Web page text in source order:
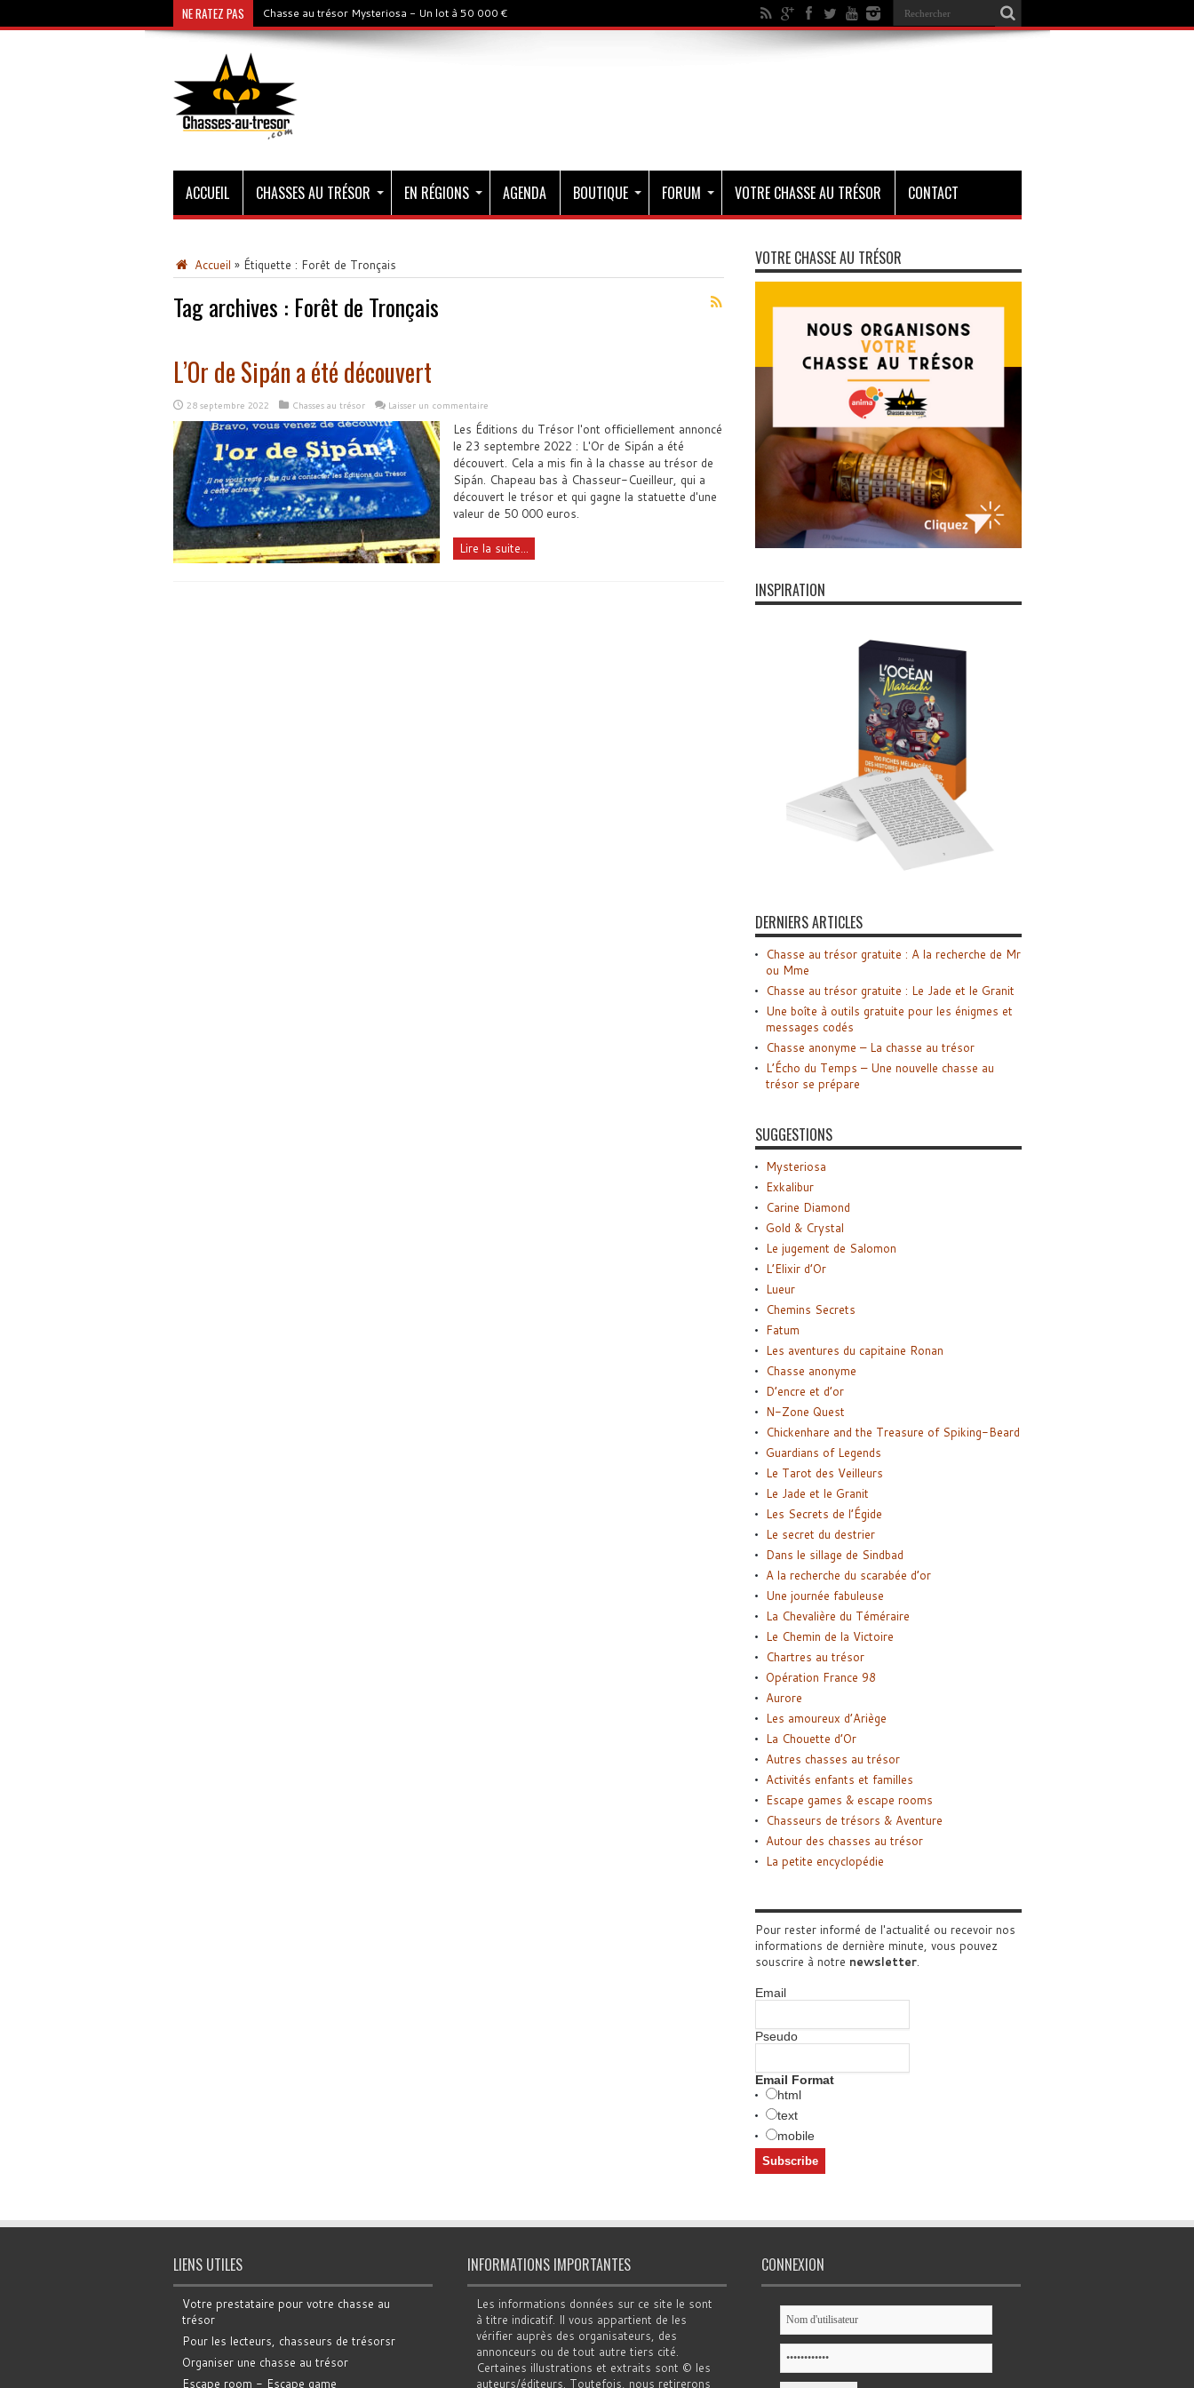
NE RATEZ PAS Chasse au trésor Mysteriosa - Un lot à 50 000 €
ACCUEIL CHASSES AU TRÉSOR EN RÉGIONS AGENDA BOUTIQUE FORUM VOTRE CHASSE AU TRÉSOR CONTACT
Accueil » Étiquette : Forêt de Tronçais
Tag archives : Forêt de Tronçais
L’Or de Sipán a été découvert
28 septembre 2022 Chasses au trésor Laisser un commentaire
Les Éditions du Trésor l'ont officiellement annoncé
le 23 septembre 2022 : L'Or de Sipán a été
découvert. Cela a mis fin à la chasse au trésor de
Sipán. Chapeau bas à Chasseur-Cueilleur, qui a
découvert le trésor et qui gagne la statuette d'une
valeur de 50 000 euros.
Lire la suite...
VOTRE CHASSE AU TRÉSOR
INSPIRATION
DERNIERS ARTICLES
Chasse au trésor gratuite : A la recherche de Mr
ou Mme
Chasse au trésor gratuite : Le Jade et le Granit
Une boîte à outils gratuite pour les énigmes et
messages codés
Chasse anonyme – La chasse au trésor
L’Écho du Temps – Une nouvelle chasse au
trésor se prépare
SUGGESTIONS
Mysteriosa
Exkalibur
Carine Diamond
Gold & Crystal
Le jugement de Salomon
L’Elixir d’Or
Lueur
Chemins Secrets
Fatum
Les aventures du capitaine Ronan
Chasse anonyme
D’encre et d’or
N-Zone Quest
Chickenhare and the Treasure of Spiking-Beard
Guardians of Legends
Le Tarot des Veilleurs
Le Jade et le Granit
Les Secrets de l’Égide
Le secret du destrier
Dans le sillage de Sindbad
A la recherche du scarabée d’or
Une journée fabuleuse
La Chevalière du Téméraire
Le Chemin de la Victoire
Chartres au trésor
Opération France 98
Aurore
Les amoureux d’Ariège
La Chouette d’Or
Autres chasses au trésor
Activités enfants et familles
Escape games & escape rooms
Chasseurs de trésors & Aventure
Autour des chasses au trésor
La petite encyclopédie
Pour rester informé de l'actualité ou recevoir nos
informations de dernière minute, vous pouvez
souscrire à notre newsletter.
Email
Pseudo
Email Format
html
text
mobile
LIENS UTILES
Votre prestataire pour votre chasse au
trésor
Pour les lecteurs, chasseurs de trésorsr
Organiser une chasse au trésor
Escape room - Escape game
INFORMATIONS IMPORTANTES
Les informations données sur ce site le sont
à titre indicatif. Il vous appartient de les
vérifier auprès des organisateurs, des
annonceurs ou de tout autre tiers cité.
Certaines illustrations et extraits sont © les
auteurs/éditeurs. Toutefois, nous retirerons
CONNEXION